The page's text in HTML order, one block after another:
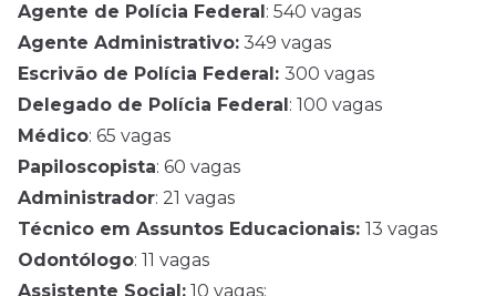
Agente de Polícia Federal: 540 vagas
Agente Administrativo: 349 vagas
Escrivão de Polícia Federal: 300 vagas
Delegado de Polícia Federal: 100 vagas
Médico: 65 vagas
Papiloscopista: 60 vagas
Administrador: 21 vagas
Técnico em Assuntos Educacionais: 13 vagas
Odontólogo: 11 vagas
Assistente Social: 10 vagas: